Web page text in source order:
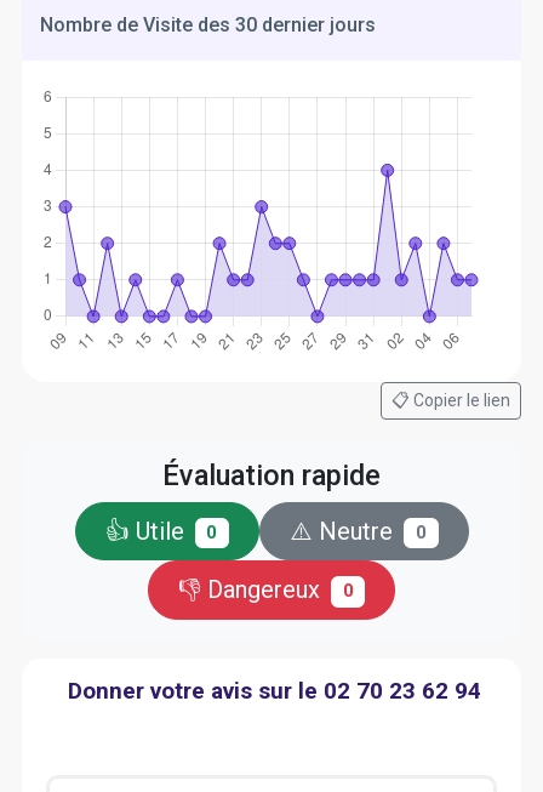
Nombre de Visite des 30 dernier jours
📋 Copier le lien
Évaluation rapide
👍 Utile 0 ⚠️ Neutre 0
👎 Dangereux 0
Donner votre avis sur le 02 70 23 62 94